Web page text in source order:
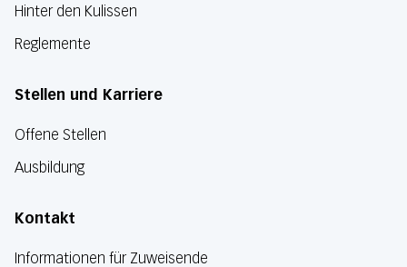
Hinter den Kulissen
Reglemente
Stellen und Karriere
Offene Stellen
Ausbildung
Kontakt
Informationen für Zuweisende